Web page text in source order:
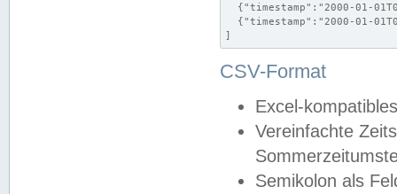
{"timestamp":"2000-01-
{"timestamp":"2000-01-
]
CSV-Format
Excel-
Vereinfachte
Semikolon als